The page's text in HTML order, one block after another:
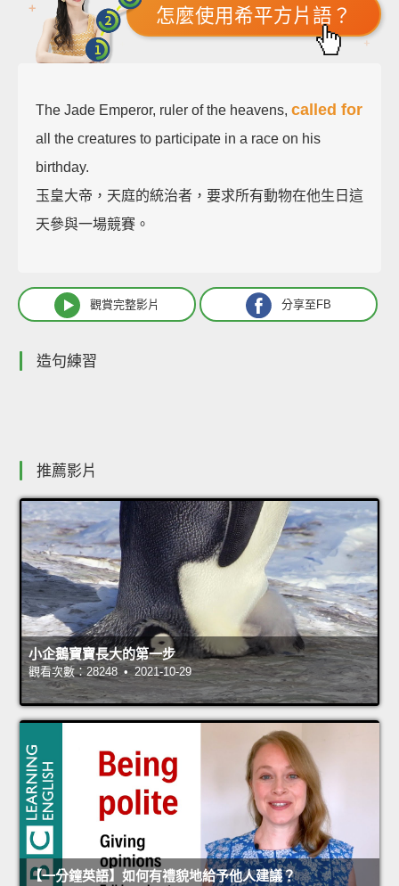
怎麼使用希平方片語？
The Jade Emperor, ruler of the heavens, called for
all the creatures to participate in a race on his
birthday.
玉皇大帝，天庭的統治者，要求所有動物在他生日這
天參與一場競賽。
觀賞完整影片 分享至FB
造句練習
推薦影片
小企鵝寶寶長大的第一步
觀看次數：28248 • 2021-10-29
【一分鐘英語】如何有禮貌地給予他人建議？